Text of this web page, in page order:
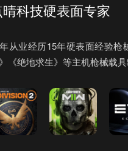
科技硬表面专家
从业经历15年硬表面经验
《绝地求生》等主机枪械载